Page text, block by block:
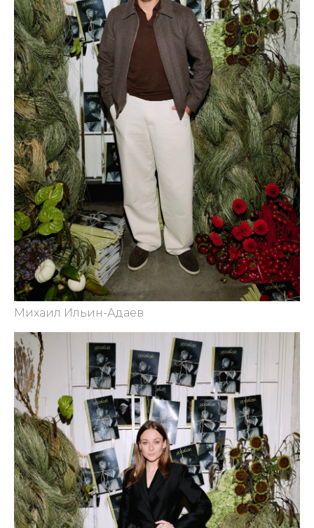
Михаил Ильин-Адаев